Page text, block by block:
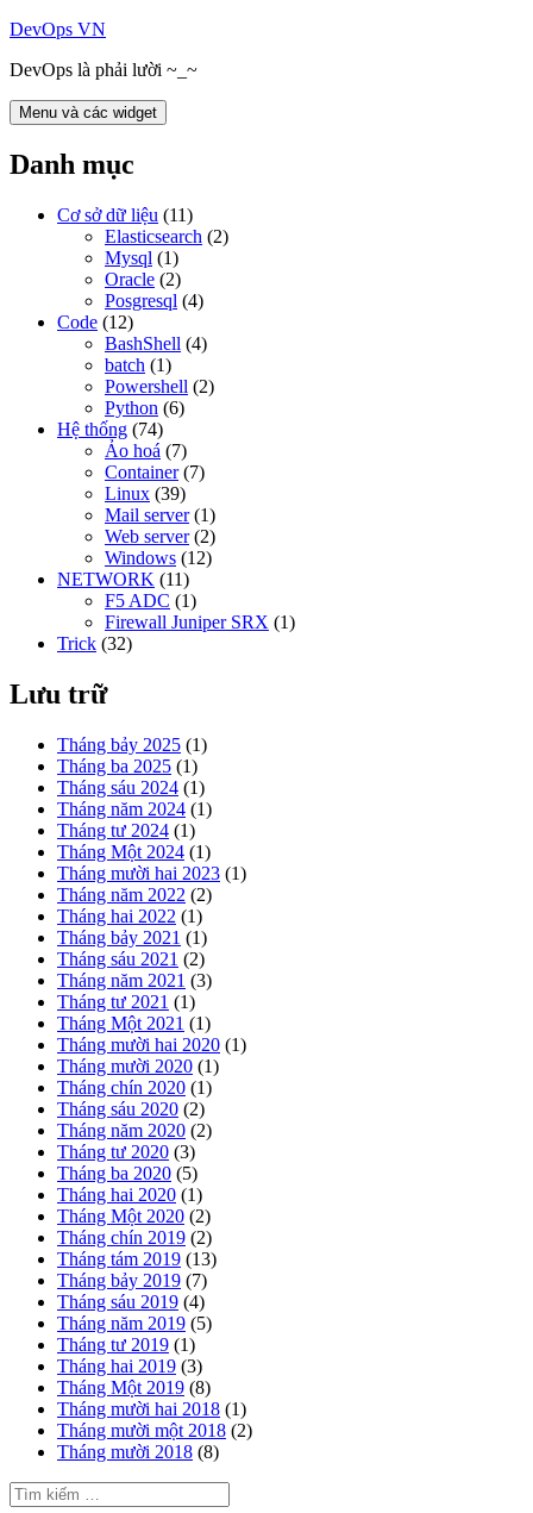
Chuyển
nội
DevOps VN
DevOps là phải lười ~_~
Menu và các widget
Danh mục
Cơ sở dữ liệu (11)
Elasticsearch (2)
Mysql (1)
Oracle (2)
Posgresql (4)
Code (12)
BashShell (4)
batch (1)
Powershell (2)
Python (6)
Hệ thống (74)
Ảo hoá (7)
Container(7)
Linux (39)
Mail server(1)
Web server(2)
Windows (12)
NETWORK (11)
F5 ADC (1)
Firewall Juniper SRX (1)
Trick (32)
Lưu trữ
Tháng bảy 2025 (1)
Tháng ba 2025 (1)
Tháng sáu 2024 (1)
Tháng năm 2024 (1)
Tháng tư 2024 (1)
Tháng Một 2024 (1)
Tháng mười hai 2023 (1)
Tháng năm 2022 (2)
Tháng hai 2022 (1)
Tháng bảy 2021 (1)
Tháng sáu 2021 (2)
Tháng năm 2021 (3)
Tháng tư 2021 (1)
Tháng Một 2021 (1)
Tháng mười hai 2020 (1)
Tháng mười 2020 (1)
Tháng chín 2020 (1)
Tháng sáu 2020 (2)
Tháng năm 2020 (2)
Tháng tư 2020 (3)
Tháng ba 2020 (5)
Tháng hai 2020 (1)
Tháng Một 2020 (2)
Tháng chín 2019 (2)
Tháng tám 2019 (13)
Tháng bảy 2019 (7)
Tháng sáu 2019 (4)
Tháng năm 2019 (5)
Tháng tư 2019 (1)
Tháng hai 2019 (3)
Tháng Một 2019 (8)
Tháng mười hai 2018 (1)
Tháng mười một 2018 (2)
Tháng mười 2018 (8)
Tìm